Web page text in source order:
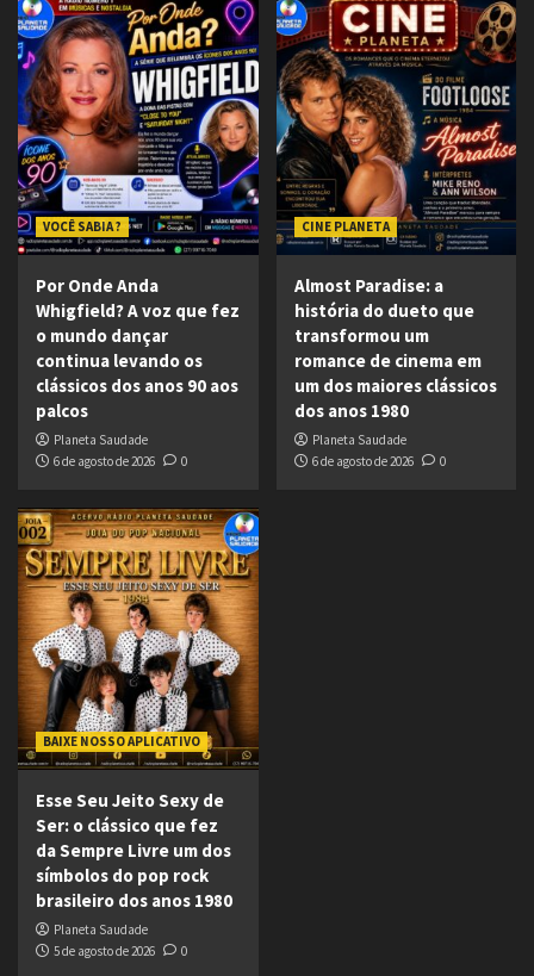
VOCÊ SABIA ?
Por Onde Anda
Whigfield? A voz que fez
o mundo dançar
continua levando os
clássicos dos anos 90 aos
palcos
Planeta Saudade
6 de agosto de 2026
0
CINE PLANETA
Almost Paradise: a
história do dueto que
transformou um
romance de cinema em
um dos maiores clássicos
dos anos 1980
Planeta Saudade
6 de agosto de 2026
0
BAIXE NOSSO APLICATIVO
Esse Seu Jeito Sexy de
Ser: o clássico que fez
da Sempre Livre um dos
símbolos do pop rock
brasileiro dos anos 1980
Planeta Saudade
5 de agosto de 2026
0